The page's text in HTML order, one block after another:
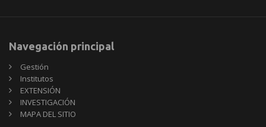
Navegación principal
Gestión
Institutos
EXTENSIÓN
INVESTIGACIÓN
MAPA DEL SITIO